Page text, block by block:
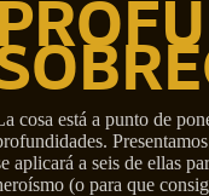
cosa está a punto de
aplicará a seis de ellas
(o para que